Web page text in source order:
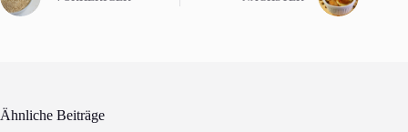
Ähnliche Beiträge